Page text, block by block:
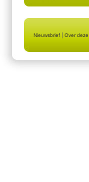
Nieuwsbrief| Over deze